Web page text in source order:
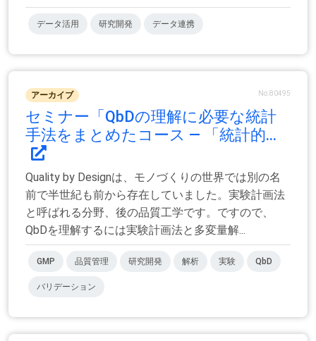
データ活用 研究開発 データ連携
アーカイブ No.80495
セミナー「QbDの理解に必要な統計
手法をまとめたコース — 「統計的...
Quality by Designは、モノづくりの世界では別の名
前で半世紀も前から存在していました。実験計画法
と呼ばれる分野、後の品質工学です。ですので、
QbDを理解するには実験計画法と多変量解...
GMP 品質管理 研究開発 解析 実験 QbD
バリデーション